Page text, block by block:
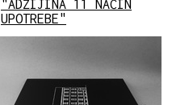
"ADŽIJINA 11 NAČIN
UPOTREBE"